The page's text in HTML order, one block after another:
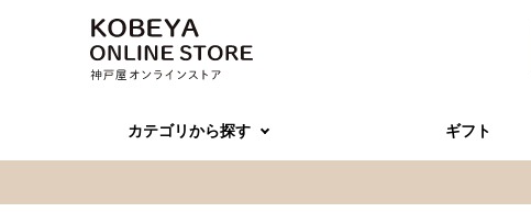
カテゴリから探す ギフト